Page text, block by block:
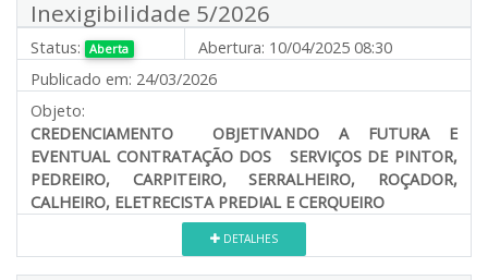
Inexigibilidade 5/2026
Status: Aberta Abertura: 10/04/2025 08:30
Publicado em: 24/03/2026
Objeto:
CREDENCIAMENTO OBJETIVANDO A FUTURA E
EVENTUAL CONTRATAÇÃO DOS SERVIÇOS DE PINTOR,
PEDREIRO, CARPITEIRO, SERRALHEIRO, ROÇADOR,
CALHEIRO, ELETRECISTA PREDIAL E CERQUEIRO
DETALHES